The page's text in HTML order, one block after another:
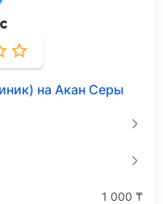
на Акан Серы
1 000 ₸